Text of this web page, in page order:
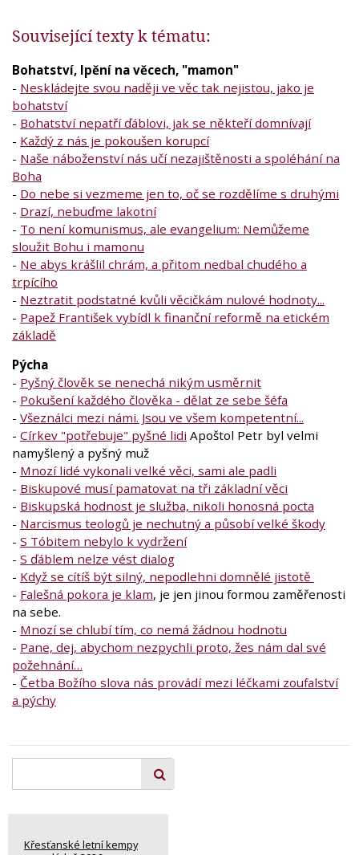
Související texty k tématu:
Bohatství, lpění na věcech, "mamon"
- Neskládejte svou naději ve věc tak nejistou, jako je
bohatství
- Bohatství nepatří ďáblovi, jak se někteří domnívají
- Každý z nás je pokoušen korupcí
- Naše náboženství nás učí nezajištěnosti a spoléhání na
Boha
- Do nebe si vezmeme jen to, oč se rozdělíme s druhými
- Drazí, nebuďme lakotní
- To není komunismus, ale evangelium: Nemůžeme
sloužit Bohu i mamonu
- Ne abys krášlil chrám, a přitom nedbal chudého a
trpícího
- Neztratit podstatné kvůli věcičkám nulové hodnoty...
- Papež František vybídl k finanční reformě na etickém
základě
Pýcha
- Pyšný člověk se nenechá nikým usměrnit
- Pokušení každého člověka - dělat ze sebe šéfa
- Všeználci mezi námi. Jsou ve všem kompetentní...
- Církev "potřebuje" pyšné lidi Apoštol Petr byl velmi
namyšlený a pyšný muž
- Mnozí lidé vykonali velké věci, sami ale padli
- Biskupové musí pamatovat na tři základní věci
- Biskupská hodnost je služba, nikoli honosná pocta
- Narcismus teologů je nechutný a působí velké škody
- S Tóbitem nebylo k vydržení
- S ďáblem nelze vést dialog
- Když se cítíš být silný, nepodlehni domnělé jistotě
- Falešná pokora je klam, je jen jinou formou zaměřenosti
na sebe.
- Mnozí se chlubí tím, co nemá žádnou hodnotu
- Pane, dej, abychom nezpychli proto, žes nám dal své
požehnání…
- Četba Božího slova nás provádí mezi léčkami zoufalství
a pýchy
Křesťanské letní kempy